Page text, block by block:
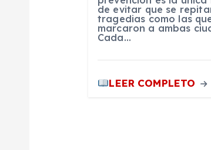
de evitar que se
tragedias como las
marcaron a ambas
Cada…
LEER COMPLETO